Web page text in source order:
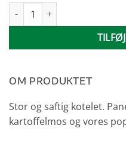
Weekendkotellet antal
OM PRODUKTET
Stor og saftig kotelet.
kartoffelmos og vores